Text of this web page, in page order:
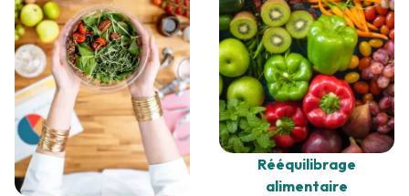
Rééquilibrage
alimentaire